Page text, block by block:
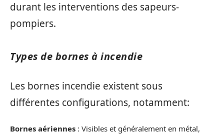
durant les interventions des sapeurs-
pompiers.
Types de bornes à incendie
Les bornes incendie existent sous
différentes configurations, notamment:
Bornes aériennes : Visibles et généralement en métal,